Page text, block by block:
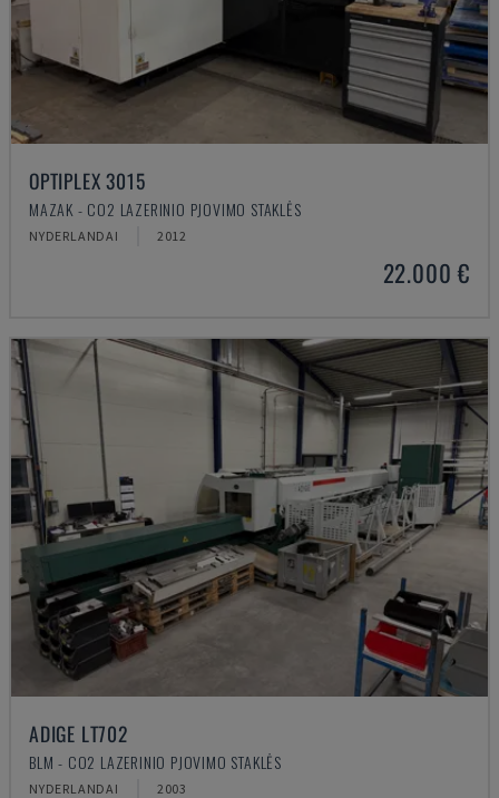
OPTIPLEX 3015
MAZAK - CO2 LAZERINIO PJOVIMO STAKLĖS
NYDERLANDAI 2012
22.000 €
ADIGE LT702
BLM - CO2 LAZERINIO PJOVIMO STAKLĖS
NYDERLANDAI 2003